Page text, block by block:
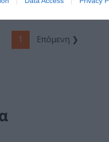
1 Επόμενη ❯